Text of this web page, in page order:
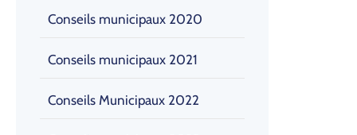
Conseils municipaux 2020
Conseils municipaux 2021
Conseils Municipaux 2022